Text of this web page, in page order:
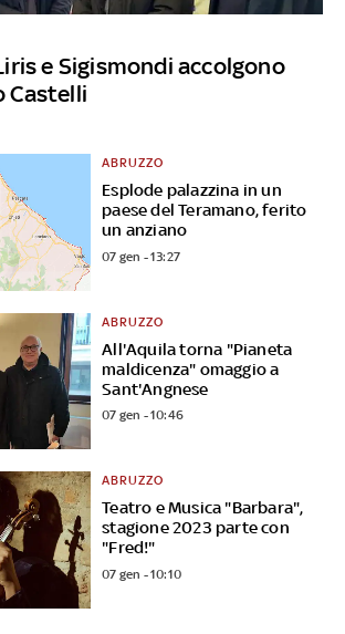
e Sigismondi accolgono
Castelli
Esplode palazzina in un
paese del Teramano, ferito
un anziano
ABRUZZO
07 gen - 13:27
All'Aquila torna "Pianeta
maldicenza" omaggio a
Sant'Angnese
ABRUZZO
07 gen - 10:46
Teatro e Musica "Barbara",
stagione 2023 parte con
"Fred!"
ABRUZZO
07 gen - 10:10